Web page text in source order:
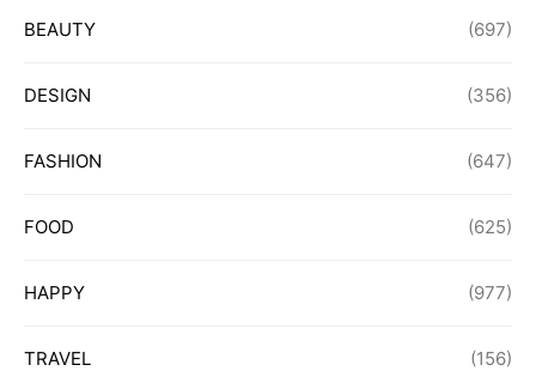
BEAUTY (697)
DESIGN (356)
FASHION (647)
FOOD (625)
HAPPY (977)
TRAVEL (156)